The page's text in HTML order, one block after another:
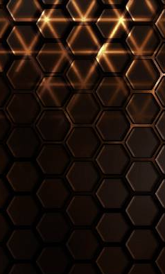
Игровой